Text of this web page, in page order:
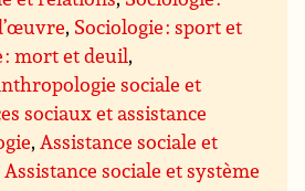
, Sociologie : sport et
: mort et deuil,
sociale et
sociaux et assistance
,Assistance sociale et
Assistance sociale et système